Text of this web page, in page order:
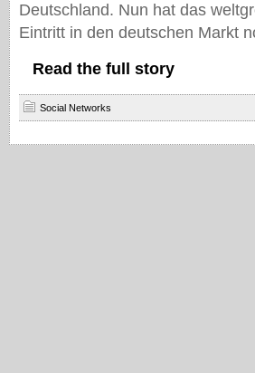
Deutschland. Nun hat das
Eintritt in den deutschen Markt
Read the full story
Social Networks